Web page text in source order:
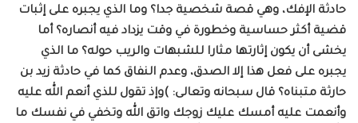
حادثة الإفك، وهي قصة شخصية جدا؟ وما الذي يجبره على إثبات
قضية أكثر حساسية وخطورة في وقت يزداد فيه أنصاره؟ أما
يخشى أن يكون إثارتها مثارا للشبهات والريب حوله؟ ما الذي
يجبره على فعل هذا إلا الصدق، وعدم النفاق كما في حادثة زيد بن
حارثة متبناه؟ قال سبحانه وتعالى: )وإذ تقول للذي أنعم الله عليه
وأنعمت عليه أمسك عليك زوجك واتق الله وتخفي في نفسك ما